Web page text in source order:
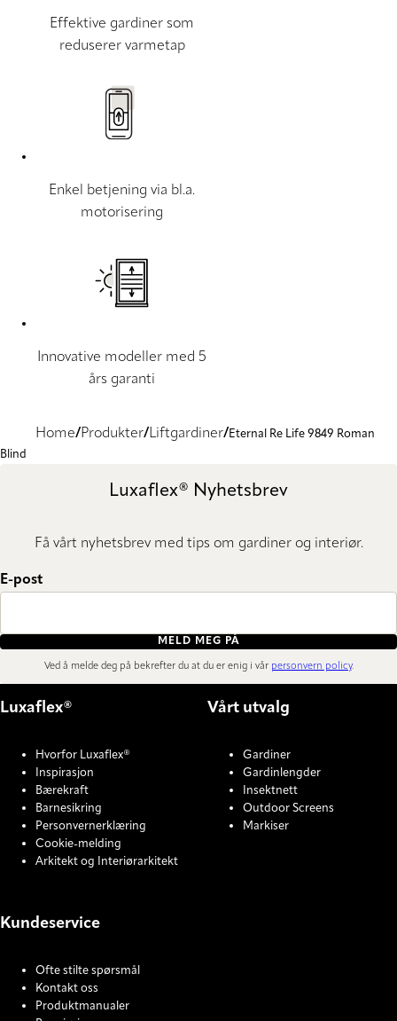
Effektive gardiner som
reduserer varmetap
Enkel betjening via bl.a.
motorisering
Innovative modeller med 5
års garanti
Home Produkter Liftgardiner
Eternal Re Life 9849 Roman
Blind
Luxaflex® Nyhetsbrev
Få vårt nyhetsbrev med tips om gardiner og interiør.
E-post
MELD MEG PÅ
Ved å melde deg på bekrefter du at du er enig i vår personvern policy.
Luxaflex®
Hvorfor Luxaflex®
Inspirasjon
Bærekraft
Barnesikring
Personvernerklæring
Cookie-melding
Arkitekt og Interiørarkitekt
Vårt utvalg
Gardiner
Gardinlengder
Insektnett
Outdoor Screens
Markiser
Kundeservice
Ofte stilte spørsmål
Kontakt oss
Produktmanualer